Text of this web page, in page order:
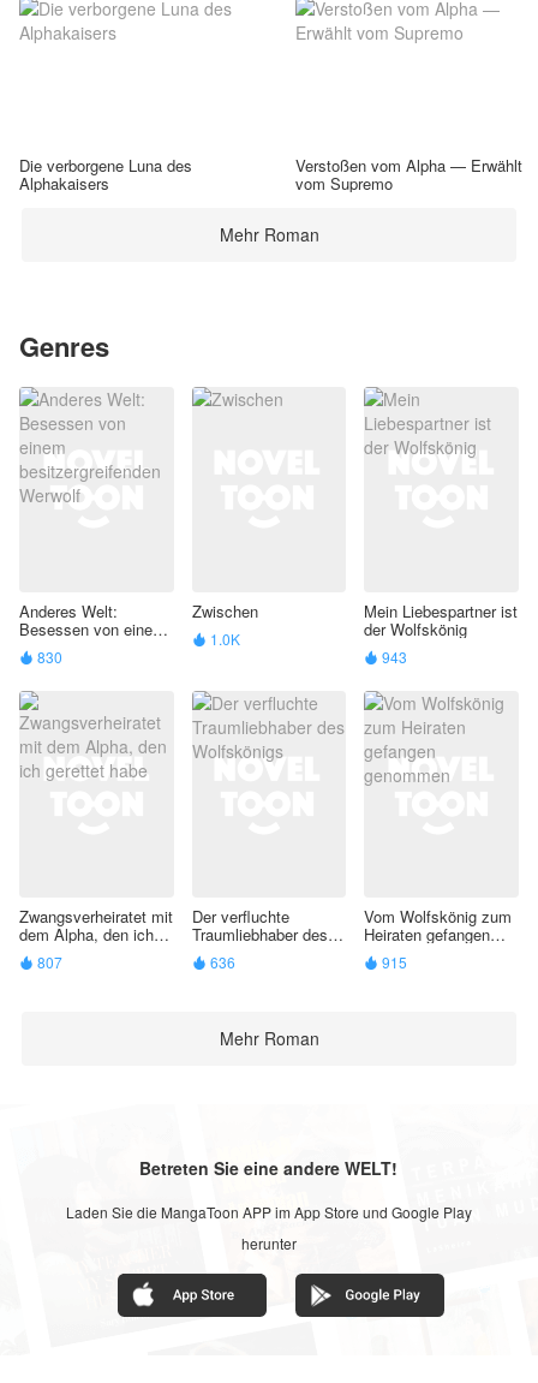
Die verborgene Luna des
Alphakaisers
Verstoßen vom Alpha — Erwählt
vom Supremo
Mehr Roman
Genres
Anderes Welt:
Besessen von einem
besitzergreifenden
Werwolf
 830
Zwischen
 1.0K
Mein Liebespartner ist
der Wolfskönig
 943
Zwangsverheiratet mit
dem Alpha, den ich
gerettet habe
 807
Der verfluchte
Traumliebhaber des
Wolfskönigs
 636
Vom Wolfskönig zum
Heiraten gefangen
genommen
 915
Mehr Roman
Betreten Sie eine andere WELT!
Laden Sie die MangaToon APP im App Store und Google Play
herunter